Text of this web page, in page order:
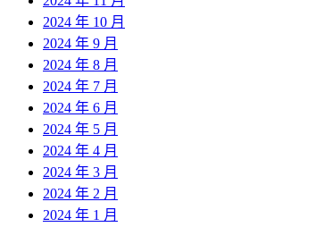
2024 年 10 月
2024 年 9 月
2024 年 8 月
2024 年 7 月
2024 年 6 月
2024 年 5 月
2024 年 4 月
2024 年 3 月
2024 年 2 月
2024 年 1 月